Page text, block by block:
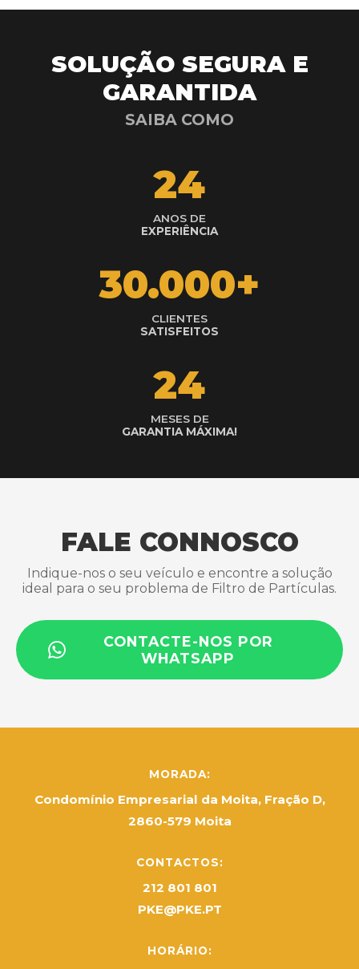
SOLUÇÃO SEGURA E
GARANTIDA
SAIBA COMO
24
ANOS DE
EXPERIÊNCIA
30.000+
CLIENTES
SATISFEITOS
24
MESES DE
GARANTIA MÁXIMA!
FALE CONNOSCO
Indique-nos o seu veículo e encontre a solução
ideal para o seu problema de Filtro de Partículas.
CONTACTE-NOS POR
WHATSAPP
MORADA:
Condomínio Empresarial da Moita, Fração D,
2860-579 Moita
CONTACTOS:
212 801 801
PKE@PKE.PT
HORÁRIO: